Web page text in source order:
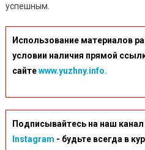
успешным.
Использование материалов
условии наличия прямой
сайтеwww.yuzhny.info.
Подписывайтесь на наш канал
Instagram - будьте всегда в